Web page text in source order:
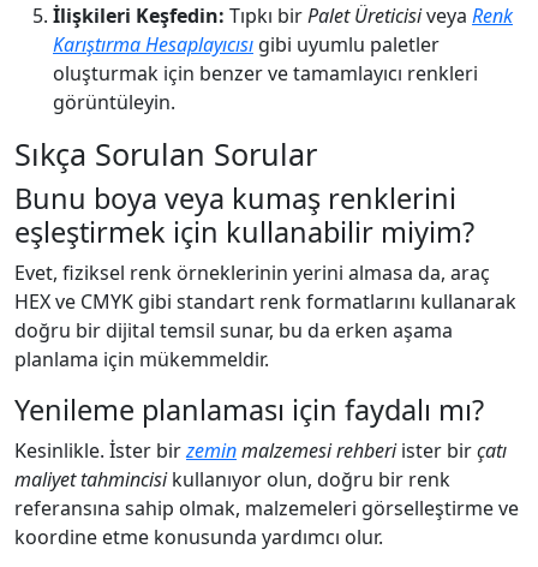
İlişkileri Keşfedin: Tıpkı birPalet Üreticisiveya Renk
Karıştırma Hesaplayıcısı gibi uyumlu paletler
oluşturmak için benzer ve tamamlayıcı renkleri
görüntüleyin.
Sıkça Sorulan Sorular
Bunu boya veya kumaş renklerini
eşleştirmek için kullanabilir miyim?
Evet, fiziksel renk örneklerinin yerini almasa da, araç
HEX ve CMYK gibi standart renk formatlarını kullanarak
doğru bir dijital temsil sunar, bu da erken aşama
planlama için mükemmeldir.
Yenileme planlaması için faydalı mı?
Kesinlikle. İster birzeminmalzemesi rehberiister birçatı
maliyet tahmincisikullanıyor olun, doğru bir renk
referansına sahip olmak, malzemeleri görselleştirme ve
koordine etme konusunda yardımcı olur.